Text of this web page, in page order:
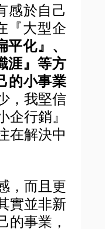
感於自己
『大型企
化』、
涯』等方
的小事業
，我堅信
行銷』
在解決中
，而且更
實並非新
的事業，